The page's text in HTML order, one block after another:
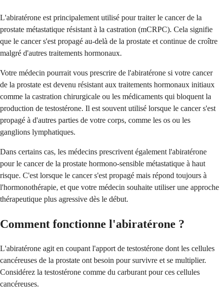
L'abiratérone est principalement utilisé pour traiter le cancer de la
prostate métastatique résistant à la castration (mCRPC). Cela signifie
que le cancer s'est propagé au-delà de la prostate et continue de croître
malgré d'autres traitements hormonaux.
Votre médecin pourrait vous prescrire de l'abiratérone si votre cancer
de la prostate est devenu résistant aux traitements hormonaux initiaux
comme la castration chirurgicale ou les médicaments qui bloquent la
production de testostérone. Il est souvent utilisé lorsque le cancer s'est
propagé à d'autres parties de votre corps, comme les os ou les
ganglions lymphatiques.
Dans certains cas, les médecins prescrivent également l'abiratérone
pour le cancer de la prostate hormono-sensible métastatique à haut
risque. C'est lorsque le cancer s'est propagé mais répond toujours à
l'hormonothérapie, et que votre médecin souhaite utiliser une approche
thérapeutique plus agressive dès le début.
Comment fonctionne l'abiratérone ?
L'abiratérone agit en coupant l'apport de testostérone dont les cellules
cancéreuses de la prostate ont besoin pour survivre et se multiplier.
Considérez la testostérone comme du carburant pour ces cellules
cancéreuses.